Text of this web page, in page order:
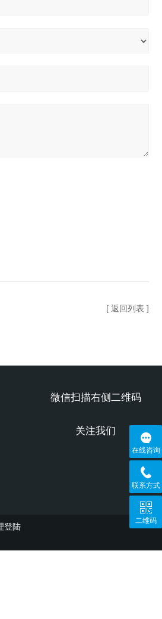
[ 返回列表 ]
微信扫描右侧二维码
关注我们
登陆
在线咨询
联系方式
二维码